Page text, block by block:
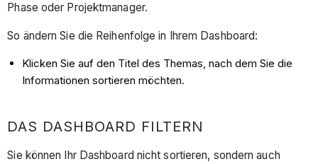
Phase oder Projektmanager.
So ändern Sie die Reihenfolge in Ihrem Dashboard:
Klicken Sie auf den Titel des Themas, nach dem Sie die
Informationen sortieren möchten.
DAS DASHBOARD FILTERN
Sie können Ihr Dashboard nicht sortieren, sondern auch